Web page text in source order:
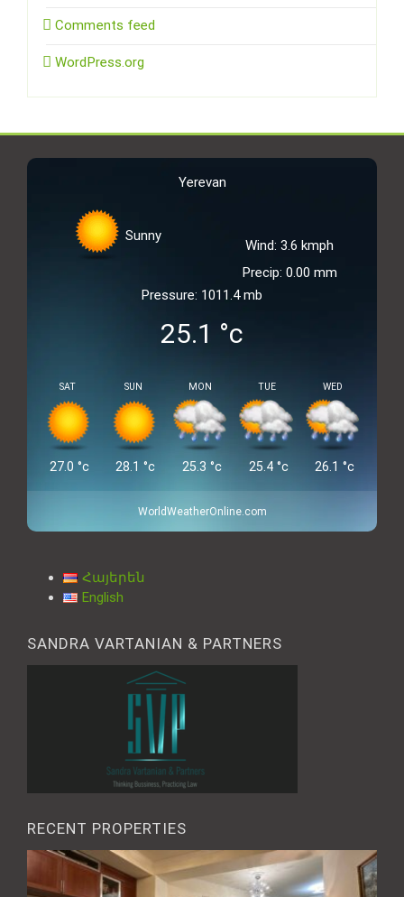
Comments feed
WordPress.org
Yerevan
Sunny
Wind: 3.6 kmph
Precip: 0.00 mm
Pressure: 1011.4 mb
25.1 °c
SAT
27.0 °c
SUN
28.1 °c
MON
25.3 °c
TUE
25.4°c
WED
26.1 °c
WorldWeatherOnline.com
Հայերեն
English
SANDRA VARTANIAN & PARTNERS
RECENT PROPERTIES